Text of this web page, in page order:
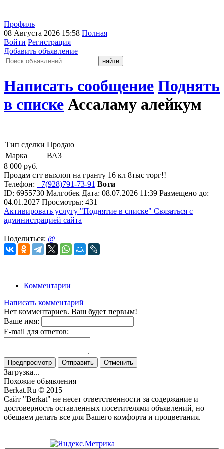
Профиль
08 Августа 2026 15:58 Полная
Войти Регистрация
Добавить объявление
Написать сообщение Поднять
в списке Ассаламу алейкум
Тип сделки Продаю
Марка
ВАЗ
8 000 руб.
Продам стт выхлоп на гранту 16 кл 8тыс торг!!
Телефон: +7(928)791-73-91 Воти
ID: 6955730 Малгобек Дата: 08.07.2026 11:39 Размещено до:
04.01.2027 Просмотры: 431
Активировать услугу "Поднятие в списке" Связаться с
администрацией сайта
Поделиться: @
Комментарии
Написать комментарий
Нет комментариев. Ваш будет первым!
Ваше имя:
E-mail для ответов:
Предпросмотр Отправить Отменить
Загрузка...
Похожие объявления
Berkat.Ru © 2015
Сайт "Berkat" не несет ответственности за содержание и
достоверность оставленных посетителями объявлений, но
обещаем делать все для Вашего комфорта и процветания.